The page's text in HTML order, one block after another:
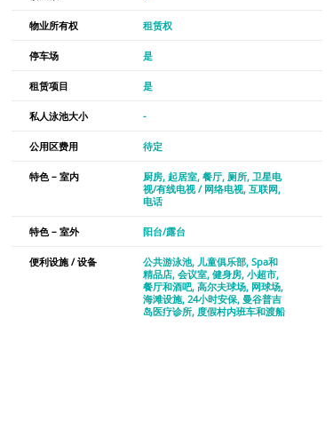
物业所有权 租赁权
停车场 是
租赁项目 是
私人泳池大小 -
公用区费用 待定
特色 – 室内 厨房 起居室 餐厅 厕所 卫星电
视/有线电视 / 网络电视 互联网
电话
特色 – 室外 阳台/露台
便利设施 / 设备 公共游泳池 儿童俱乐部 Spa和
精品店 会议室 健身房 小超市
餐厅和酒吧 高尔夫球场 网球场
海滩设施 24小时安保 曼谷普吉
岛医疗诊所 度假村内班车和渡船